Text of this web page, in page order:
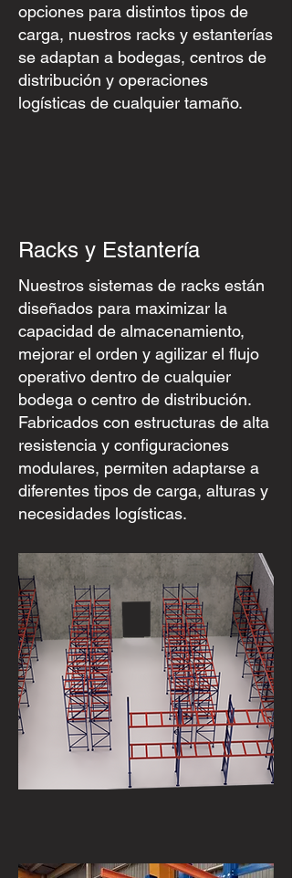
opciones para distintos tipos de
carga, nuestros racks y estanterías
se adaptan a bodegas, centros de
distribución y operaciones
logísticas de cualquier tamaño.
Racks y Estantería
Nuestros sistemas de racks están
diseñados para maximizar la
capacidad de almacenamiento,
mejorar el orden y agilizar el flujo
operativo dentro de cualquier
bodega o centro de distribución.
Fabricados con estructuras de alta
resistencia y configuraciones
modulares, permiten adaptarse a
diferentes tipos de carga, alturas y
necesidades logísticas.